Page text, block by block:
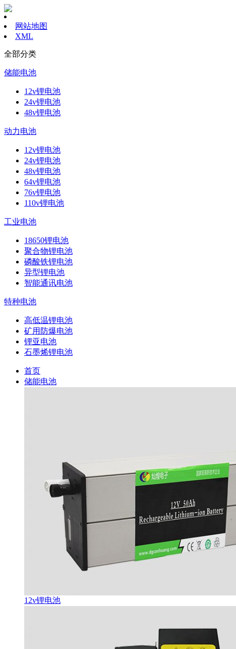
网站地图
XML
全部分类
储能电池
12v锂电池
24v锂电池
48v锂电池
动力电池
12v锂电池
24v锂电池
48v锂电池
64v锂电池
76v锂电池
110v锂电池
工业电池
18650锂电池
聚合物锂电池
磷酸铁锂电池
异型锂电池
智能通讯电池
特种电池
高低温锂电池
矿用防爆电池
锂亚电池
石墨烯锂电池
首页
储能电池
12v锂电池